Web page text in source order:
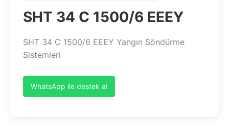
SHT 34 C 1500/6 EEEY
SHT 34 C 1500/6 EEEY Yangın Söndürme
Sistemleri
WhatsApp ile destek al